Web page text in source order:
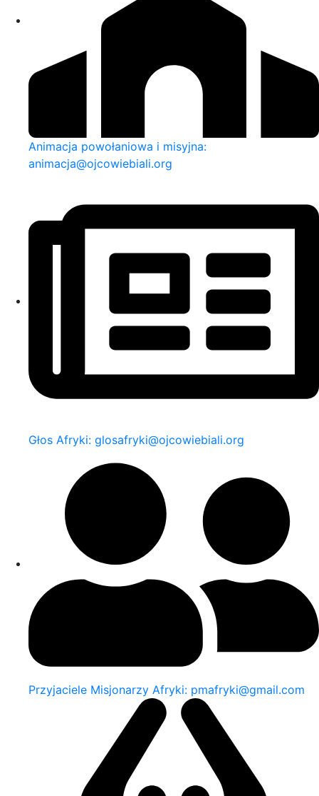
Animacja powołaniowa i misyjna:
animacja@ojcowiebiali.org
Głos Afryki: glosafryki@ojcowiebiali.org
Przyjaciele Misjonarzy Afryki: pmafryki@gmail.com